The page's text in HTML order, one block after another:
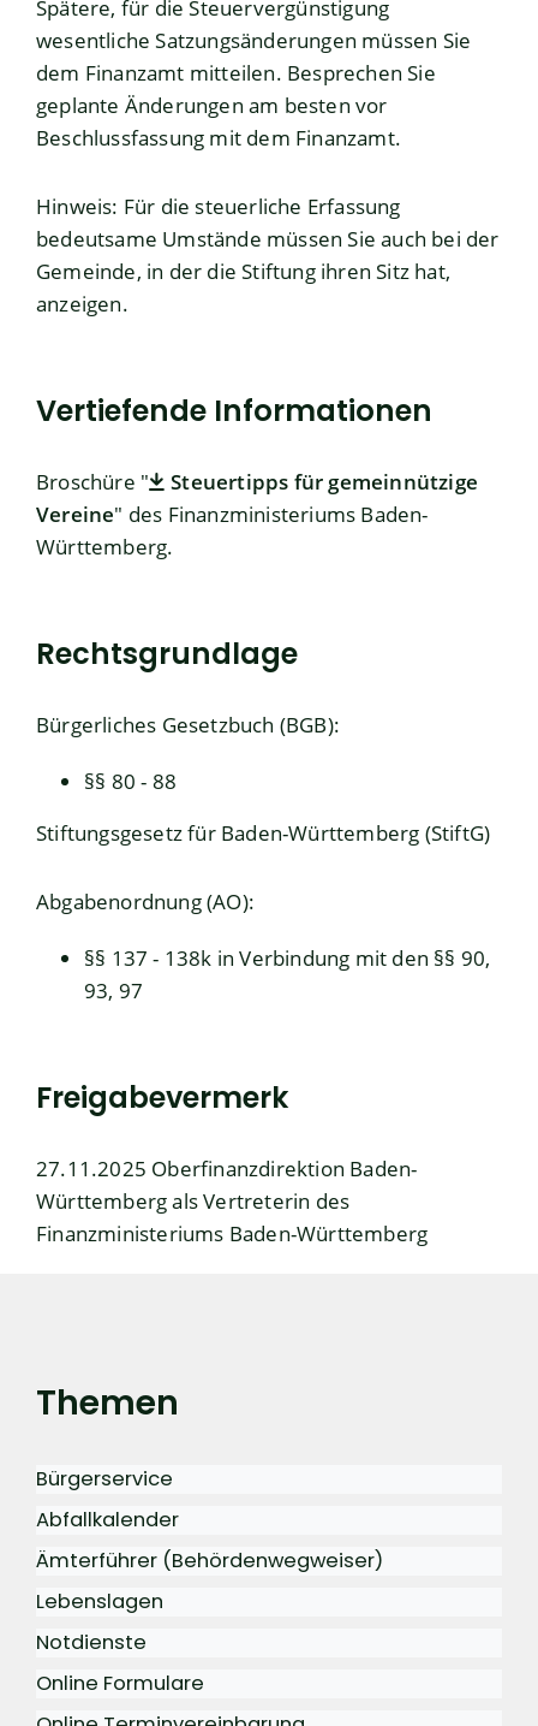
Spätere, für die Steuervergünstigung
wesentliche Satzungsänderungen müssen Sie
dem Finanzamt mitteilen. Besprechen Sie
geplante Änderungen am besten vor
Beschlussfassung mit dem Finanzamt.
Hinweis: Für die steuerliche Erfassung
bedeutsame Umstände müssen Sie auch bei der
Gemeinde, in der die Stiftung ihren Sitz hat,
anzeigen.
Vertiefende Informationen
Broschüre "
Steuertipps für gemeinnützige
Vereine" des Finanzministeriums Baden-
Württemberg.
Rechtsgrundlage
Bürgerliches Gesetzbuch (BGB):
§§ 80 - 88
Stiftungsgesetz für Baden-Württemberg (StiftG)
Abgabenordnung (AO):
§§ 137 - 138k in Verbindung mit den §§ 90,
93, 97
Freigabevermerk
27.11.2025 Oberfinanzdirektion Baden-
Württemberg als Vertreterin des
Finanzministeriums Baden-Württemberg
Themen
Bürgerservice
Abfallkalender
Ämterführer (Behördenwegweiser)
Lebenslagen
Notdienste
Online Formulare